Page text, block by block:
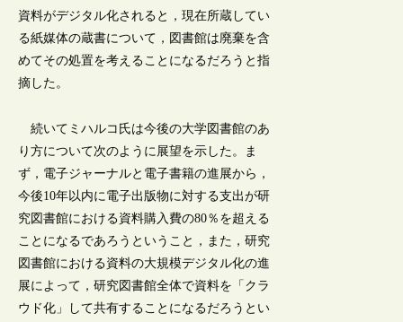
資料がデジタル化されると，現在所蔵してい
る紙媒体の蔵書について，図書館は廃棄を含
めてその処置を考えることになるだろうと指
摘した。
続いてミハルコ氏は今後の大学図書館のあ
り方について次のように展望を示した。ま
ず，電子ジャーナルと電子書籍の進展から，
今後10年以内に電子出版物に対する支出が研
究図書館における資料購入費の80％を超える
ことになるであろうということ，また，研究
図書館における資料の大規模デジタル化の進
展によって，研究図書館全体で資料を「クラ
ウド化」して共有することになるだろうとい